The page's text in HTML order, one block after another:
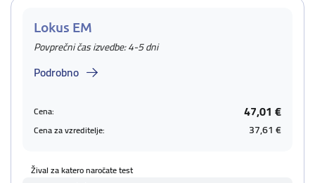
Lokus EM
Povprečni čas izvedbe: 4-5 dni
Podrobno
Cena: 47,01 €
Cena za vzreditelje: 37,61 €
Žival za katero naročate test